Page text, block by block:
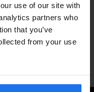
use of our site with
partners who
that you’ve
from your use
DC
Square – Un hôtel